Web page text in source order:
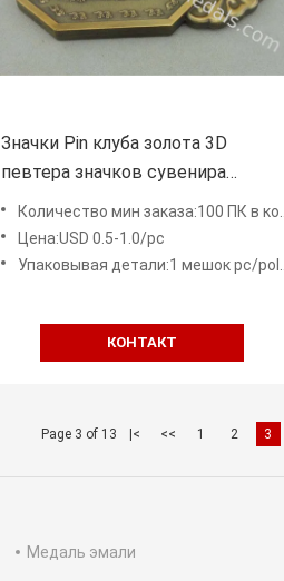
Значки Pin клуба золота 3D
певтера значков сувенира
заливки формы античные
выдвиженческие
Количество мин заказа:100 ПК в конструкцию
Цена:USD 0.5-1.0/pc
Упаковывая детали:1 мешок pc/poly, мешок середины 50 ПК
КОНТАКТ
Page 3 of 13 |< << 1 2 3
Медаль эмали